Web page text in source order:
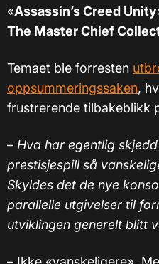
«Assassin’s Creed Unity
The Master Chief
Temaet ble forresten
oppsummeringssaken,
frustrerende tilbakeblikk
– Hva har egentlig
prestisjespill så
Skyldes det de nye
parallelle utgivelser til
utviklingen generelt blitt